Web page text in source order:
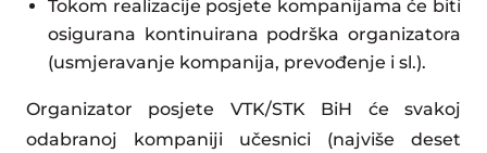
Tokom realizacije posjete kompanijama će biti
osigurana kontinuirana podrška organizatora
(usmjeravanje kompanija, prevođenje i sl.).
Organizator posjete VTK/STK BiH će svakoj
odabranoj kompaniji učesnici (najviše deset